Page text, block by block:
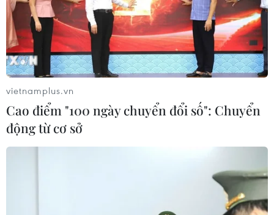
(TTXVN/Vietnam+)
vietnamplus.vn
Cao điểm "100 ngày chuyển đổi số": Chuyển
động từ cơ sở